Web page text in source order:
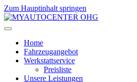
Zum Hauptinhalt springen
Home
Fahrzeugangebot
Werkstattservice
Preisliste
Unsere Leistungen